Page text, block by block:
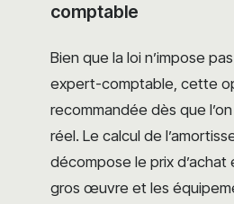
comptable
Bien que la loi n’impose
expert-comptable, cette
recommandée dès que
réel. Le calcul de
décompose le prix d’achat
gros œuvre et les